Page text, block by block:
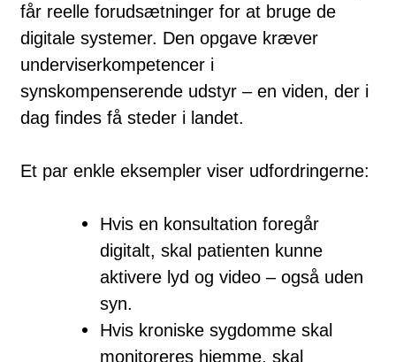
får reelle forudsætninger for at bruge de
digitale systemer. Den opgave kræver
underviserkompetencer i
synskompenserende udstyr – en viden, der i
dag findes få steder i landet.
Et par enkle eksempler viser udfordringerne:
Hvis en konsultation foregår
digitalt, skal patienten kunne
aktivere lyd og video – også uden
syn.
Hvis kroniske sygdomme skal
monitoreres hjemme, skal